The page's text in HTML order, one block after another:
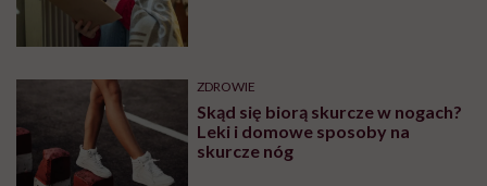
ZDROWIE
Skąd się biorą skurcze w nogach?
Leki i domowe sposoby na
skurcze nóg